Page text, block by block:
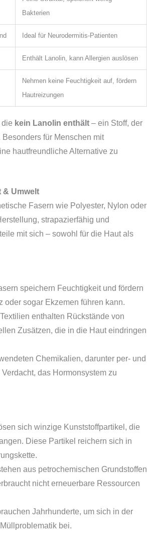
Bakterien
Ideal für Neurodermitis-Patienten
Enthält Lanolin, kann Allergien auslösen
Nehmen keine Feuchtigkeit auf, fördern
Hautreizungen
kein Lanolin enthält– ein Stoff, der
für Menschen mit
hautfreundliche Alternative zu
& Umwelt
Fasern wie Polyester, Nylon oder
strapazierfähig und
mit sich – sowohl für die Haut als
speichern Feuchtigkeit und fördern
oder sogar Ekzemen führen kann.
enthalten Rückstände von
Zusätzen, die in die Haut eindringen
Chemikalien, darunter per- und
das Hormonsystem zu
sich winzige Kunststoffpartikel, die
Diese Partikel reichern sich in
aus petrochemischen Grundstoffen
nicht erneuerbare Ressourcen
Jahrhunderte, um sich in der
bei.